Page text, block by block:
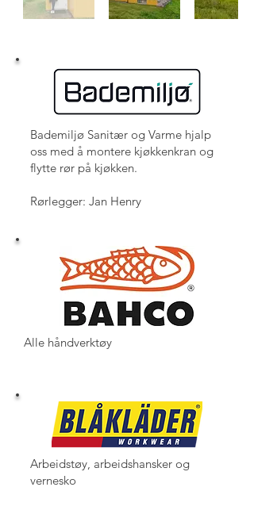
Bademiljø Sanitær og Varme hjalp
oss med å montere kjøkkenkran og
flytte rør på kjøkken.
Rørlegger: Jan Henry
Alle håndverktøy
Arbeidstøy, arbeidshansker og
vernesko